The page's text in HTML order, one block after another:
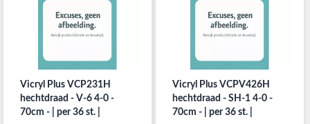
Vicryl Plus VCP231H
hechtdraad - V-6 4-0 -
70cm - | per 36 st. |
Vicryl Plus VCPV426H
hechtdraad - SH-1 4-0 -
70cm - | per 36 st. |